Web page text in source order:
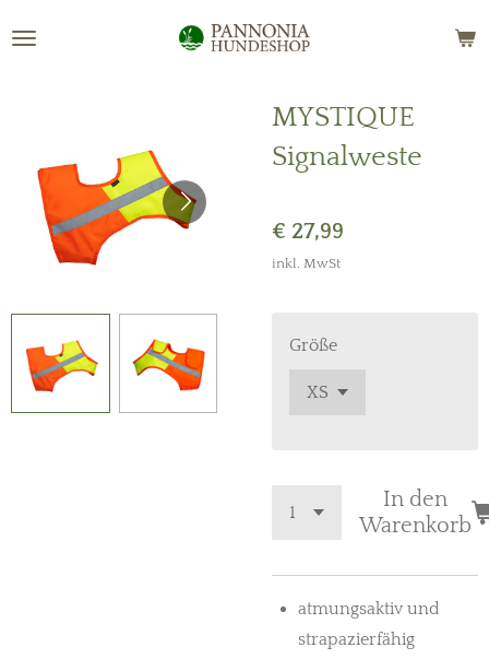
MYSTIQUE
Signalweste
€ 27,99
inkl. MwSt
Größe
In den
Warenkorb
atmungsaktiv und
strapazierfähig